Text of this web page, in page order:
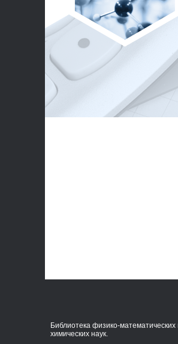
Библиотека физико-математических
химических наук.